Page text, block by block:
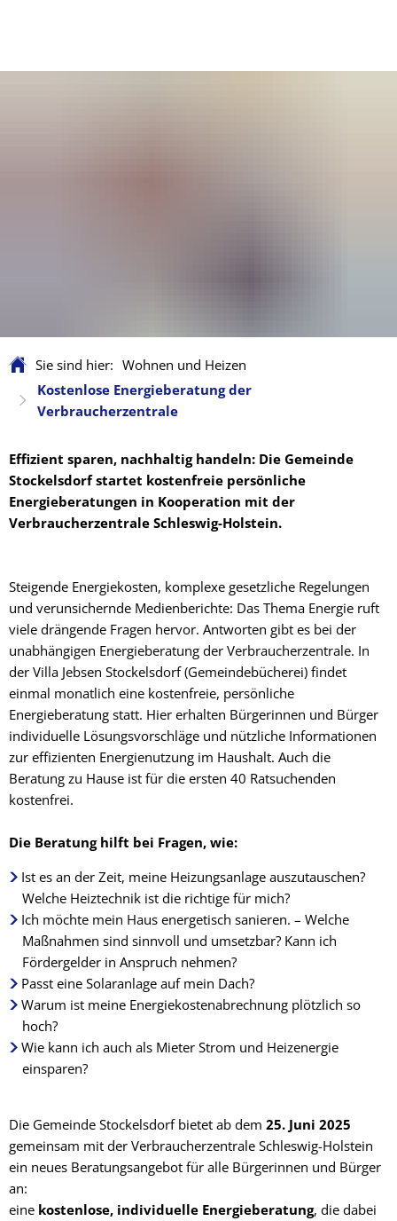
Sie sind hier: Wohnen und Heizen
Kostenlose Energieberatung der
Verbraucherzentrale
Kostenlose
Energieberatung
der
Verbraucherzentrale
Effizient sparen, nachhaltig handeln: Die Gemeinde
Stockelsdorf startet kostenfreie persönliche
Energieberatungen in Kooperation mit der
Verbraucherzentrale Schleswig-Holstein.
Steigende Energiekosten, komplexe gesetzliche Regelungen
und verunsichernde Medienberichte: Das Thema Energie ruft
viele drängende Fragen hervor. Antworten gibt es bei der
unabhängigen Energieberatung der Verbraucherzentrale. In
der Villa Jebsen Stockelsdorf (Gemeindebücherei) findet
einmal monatlich eine kostenfreie, persönliche
Energieberatung statt. Hier erhalten Bürgerinnen und Bürger
individuelle Lösungsvorschläge und nützliche Informationen
zur effizienten Energienutzung im Haushalt. Auch die
Beratung zu Hause ist für die ersten 40 Ratsuchenden
kostenfrei.
Die Beratung hilft bei Fragen, wie:
Ist es an der Zeit, meine Heizungsanlage auszutauschen?
Welche Heiztechnik ist die richtige für mich?
Ich möchte mein Haus energetisch sanieren. – Welche
Maßnahmen sind sinnvoll und umsetzbar? Kann ich
Fördergelder in Anspruch nehmen?
Passt eine Solaranlage auf mein Dach?
Warum ist meine Energiekostenabrechnung plötzlich so
hoch?
Wie kann ich auch als Mieter Strom und Heizenergie
einsparen?
Die Gemeinde Stockelsdorf bietet ab dem 25. Juni 2025
gemeinsam mit der Verbraucherzentrale Schleswig-Holstein
ein neues Beratungsangebot für alle Bürgerinnen und Bürger
an:
eine kostenlose, individuelle Energieberatung, die dabei